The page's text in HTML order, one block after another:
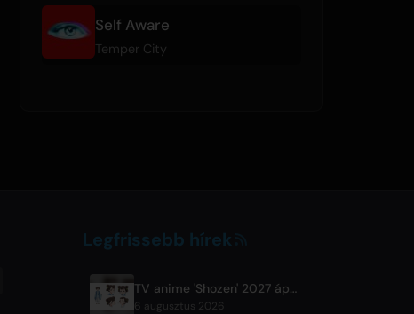
Self Aware
Temper City
Legfrissebb hírek
TV anime 'Shozen' 2027 áprilisban érkezik a Fuji TV-re
6 augusztus 2026